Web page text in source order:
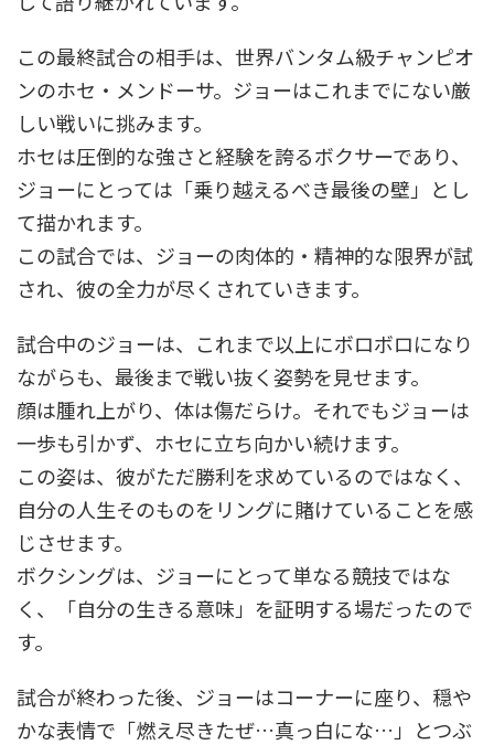
この最終試合の相手は、世界バンタム級チャンピオ
ンのホセ・メンドーサ。ジョーはこれまでにない厳
しい戦いに挑みます。
ホセは圧倒的な強さと経験を誇るボクサーであり、
ジョーにとっては「乗り越えるべき最後の壁」とし
て描かれます。
この試合では、ジョーの肉体的・精神的な限界が試
され、彼の全力が尽くされていきます。
試合中のジョーは、これまで以上にボロボロになり
ながらも、最後まで戦い抜く姿勢を見せます。
顔は腫れ上がり、体は傷だらけ。それでもジョーは
一歩も引かず、ホセに立ち向かい続けます。
この姿は、彼がただ勝利を求めているのではなく、
自分の人生そのものをリングに賭けていることを感
じさせます。
ボクシングは、ジョーにとって単なる競技ではな
く、「自分の生きる意味」を証明する場だったので
す。
試合が終わった後、ジョーはコーナーに座り、穏や
かな表情で「燃え尽きたぜ…真っ白にな…」とつぶ